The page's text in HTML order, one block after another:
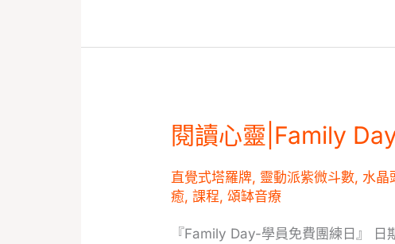
員
到
書
閱讀心靈|Family
直覺式塔羅牌, 靈動派紫微斗數, 水晶
癒,課程,頌缽音療
『Family Day-學員免費團練日』
閱
心
靈|Family
Day-